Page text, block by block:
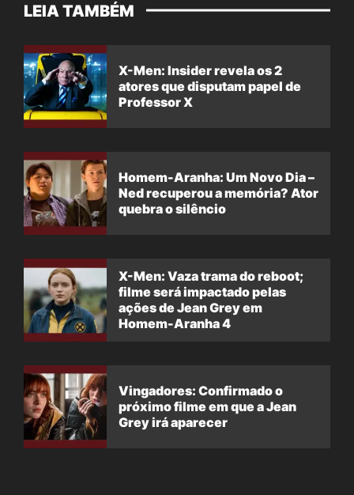
LEIA TAMBÉM
X-Men: Insider revela os 2
atores que disputam papel de
Professor X
Homem-Aranha: Um Novo Dia –
Ned recuperou a memória? Ator
quebra o silêncio
X-Men: Vaza trama do reboot;
filme será impactado pelas
ações de Jean Grey em
Homem-Aranha 4
Vingadores: Confirmado o
próximo filme em que a Jean
Grey irá aparecer